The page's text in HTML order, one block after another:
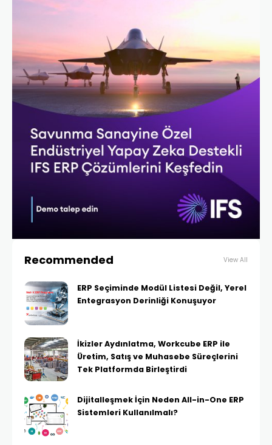
Recommended View All
ERP Seçiminde Modül Listesi Değil, Yerel
Entegrasyon Derinliği Konuşuyor
İkizler Aydınlatma, Workcube ERP ile
Üretim, Satış ve Muhasebe Süreçlerini
Tek Platformda Birleştirdi
Dijitalleşmek İçin Neden All-in-One ERP
Sistemleri Kullanılmalı?